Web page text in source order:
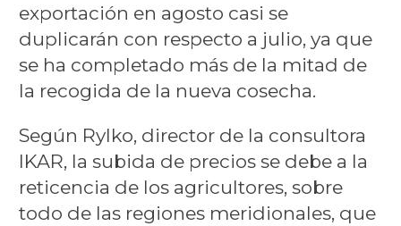
exportación en agosto casi se
duplicarán con respecto a julio, ya que
se ha completado más de la mitad de
la recogida de la nueva cosecha.
Según Rylko, director de la consultora
IKAR, la subida de precios se debe a la
reticencia de los agricultores, sobre
todo de las regiones meridionales, que